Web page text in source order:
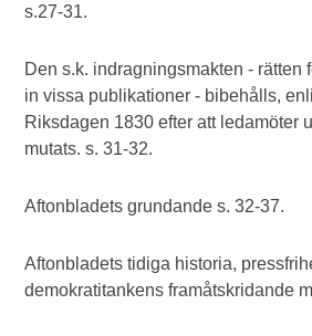
s.27-31.
Den s.k. indragningsmakten - rätten
in vissa publikationer - bibehålls,
Riksdagen 1830 efter att ledamöter
mutats. s. 31-32.
Aftonbladets grundande s. 32-37.
Aftonbladets tidiga historia,
demokratitankens framåtskridande